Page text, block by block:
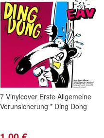
7 Vinylcover Erste Allgemeine
Verunsicherung * Ding Dong